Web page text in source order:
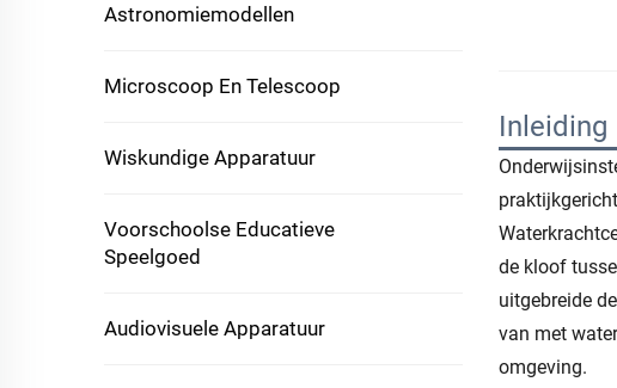
Astronomiemodellen
Microscoop En Telescoop
Wiskundige Apparatuur
Voorschoolse Educatieve
Speelgoed
Audiovisuele Apparatuur
Inleiding
de kloof
uitgebreide
van met
omgeving.